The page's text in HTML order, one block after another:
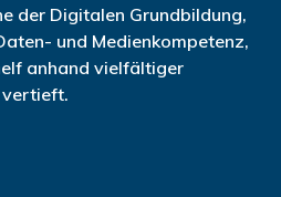
der Digitalen Grundbildung,
und Medienkompetenz,
anhand vielfältiger
vertieft.